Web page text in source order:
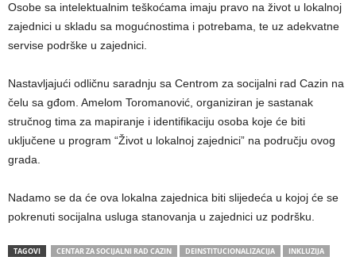
Osobe sa intelektualnim teškoćama imaju pravo na život u lokalnoj
zajednici u skladu sa mogućnostima i potrebama, te uz adekvatne
servise podrške u zajednici.
Nastavljajući odličnu saradnju sa Centrom za socijalni rad Cazin na
čelu sa gđom. Amelom Toromanović, organiziran je sastanak
stručnog tima za mapiranje i identifikaciju osoba koje će biti
uključene u program “Život u lokalnoj zajednici” na području ovog
grada.
Nadamo se da će ova lokalna zajednica biti slijedeća u kojoj će se
pokrenuti socijalna usluga stanovanja u zajednici uz podršku.
TAGOVI CENTAR ZA SOCIJALNI RAD CAZIN DEINSTITUCIONALIZACIJA
INKLUZIJA